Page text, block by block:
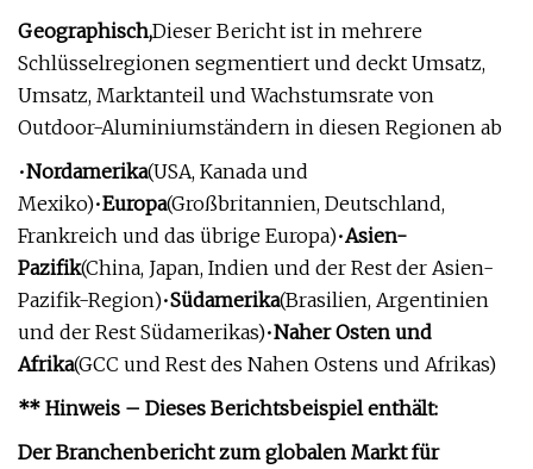
Geographisch,Dieser Bericht ist in mehrere
Schlüsselregionen segmentiert und deckt Umsatz,
Umsatz, Marktanteil und Wachstumsrate von
Outdoor-Aluminiumständern in diesen Regionen ab
•Nordamerika(USA, Kanada und
Mexiko)•Europa(Großbritannien, Deutschland,
Frankreich und das übrige Europa)•Asien-
Pazifik(China, Japan, Indien und der Rest der Asien-
Pazifik-Region)•Südamerika(Brasilien, Argentinien
und der Rest Südamerikas)•Naher Osten und
Afrika(GCC und Rest des Nahen Ostens und Afrikas)
** Hinweis – Dieses Berichtsbeispiel enthält:
Der Branchenbericht zum globalen Markt für